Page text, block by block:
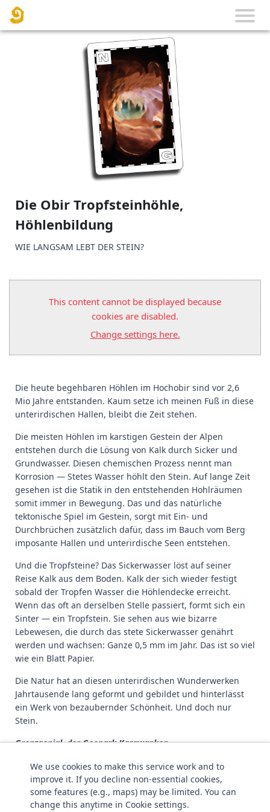
Die Obir Tropfsteinhöhle,
Höhlenbildung
WIE LANGSAM LEBT DER STEIN?
This content cannot be displayed because
cookies are disabled.
Change settings here.
Die heute begehbaren Höhlen im Hochobir sind vor 2,6
Mio Jahre entstanden. Kaum setze ich meinen Fuß in diese
unterirdischen Hallen, bleibt die Zeit stehen.
Die meisten Höhlen im karstigen Gestein der Alpen
entstehen durch die Lösung von Kalk durch Sicker und
Grundwasser. Diesen chemischen Prozess nennt man
Korrosion — Stetes Wasser höhlt den Stein. Auf lange Zeit
gesehen ist die Statik in den entstehenden Hohlräumen
somit immer in Bewegung. Das und das natürliche
tektonische Spiel im Gestein, sorgt mit Ein- und
Durchbrüchen zusätzlich dafür, dass im Bauch vom Berg
imposante Hallen und unterirdische Seen entstehen.
Und die Tropfsteine? Das Sickerwasser löst auf seiner
Reise Kalk aus dem Boden. Kalk der sich wieder festigt
sobald der Tropfen Wasser die Höhlendecke erreicht.
Wenn das oft an derselben Stelle passiert, formt sich ein
Sinter — ein Tropfstein. Sie sehen aus wie bizarre
Lebewesen, die durch das stete Sickerwasser genährt
werden und wachsen: Ganze 0,5 mm im Jahr. Das ist so viel
wie ein Blatt Papier.
Die Natur hat an diesen unterirdischen Wunderwerken
Jahrtausende lang geformt und gebildet und hinterlässt
ein Werk von bezaubernder Schönheit. Und doch nur
Stein.
Grenzgenial, der Geopark Karawanken
Die Obir Tropfsteinhöhle, Höhle als Lebensraum
WER LÄUFT BLIND DURCH HÖHLEN?
We use cookies to make this service work and to
improve it. If you decline non‑essential cookies,
some features (e.g., maps) may be limited. You can
change this anytime in Cookie settings.